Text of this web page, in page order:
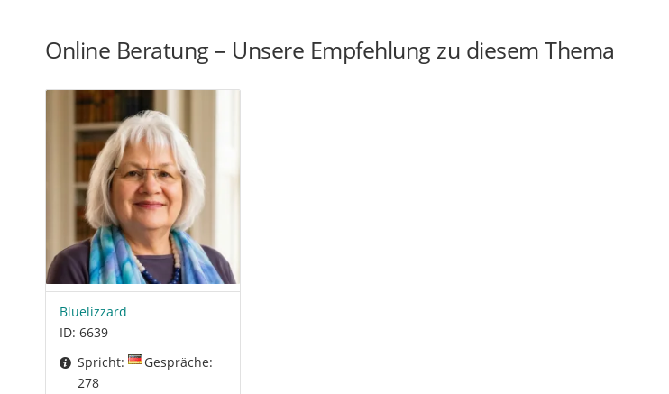
Online Beratung – Unsere Empfehlung zu diesem Thema
Bluelizzard
ID: 6639
Spricht:
Gespräche:
278